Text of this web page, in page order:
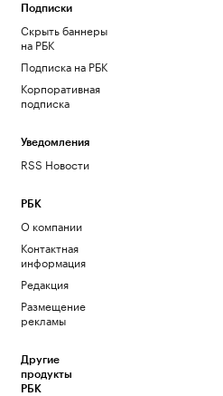
Подписки
Скрыть баннеры
на РБК
Подписка на РБК
Корпоративная
подписка
Уведомления
RSS Новости
РБК
О компании
Контактная
информация
Редакция
Размещение
рекламы
Другие
продукты
РБК